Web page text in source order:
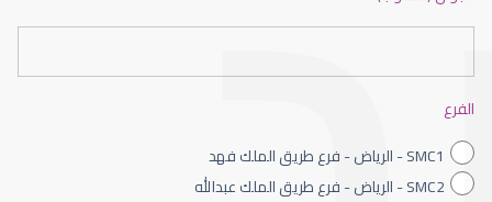
الفرع
SMC1 - الرياض - فرع طريق الملك فهد
SMC2 - الرياض - فرع طريق الملك عبدالله